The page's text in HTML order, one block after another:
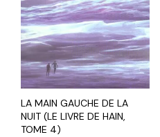
LA MAIN GAUCHE DE LA
NUIT (LE LIVRE DE HAIN,
TOME 4)